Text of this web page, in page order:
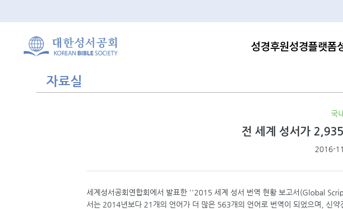
성경후원성경플랫폼
자료실
국
전 세계 성서가
2016-
세계성서공회연합회에서 발표한 ''2015 세계 성서 번역 현황 보고서(Global
서는 2014년보다 21개의 언어가 더 많은 563개의 언어로 번역이 되었으며, 신